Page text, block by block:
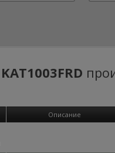
KAT1003FRD
Описание